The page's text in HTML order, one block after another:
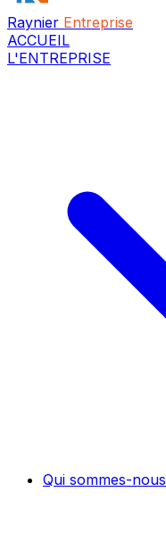
Raynier Entreprise
ACCUEIL
L'ENTREPRISE
Qui sommes-nous